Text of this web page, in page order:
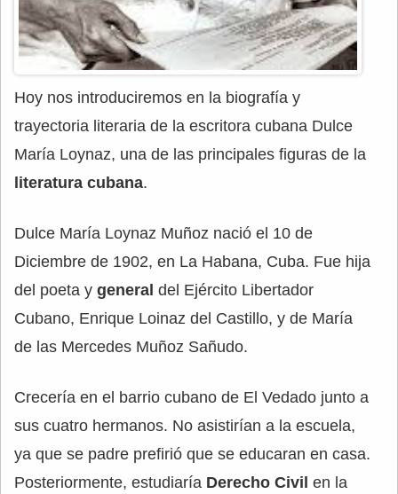
Hoy nos introduciremos en la biografía y
trayectoria literaria de la escritora cubana Dulce
María Loynaz, una de las principales figuras de la
literatura cubana.
Dulce María Loynaz Muñoz nació el 10 de
Diciembre de 1902, en La Habana, Cuba. Fue hija
del poeta y general del Ejército Libertador
Cubano, Enrique Loinaz del Castillo, y de María
de las Mercedes Muñoz Sañudo.
Crecería en el barrio cubano de El Vedado junto a
sus cuatro hermanos. No asistirían a la escuela,
ya que se padre prefirió que se educaran en casa.
Posteriormente, estudiaría Derecho Civil en la